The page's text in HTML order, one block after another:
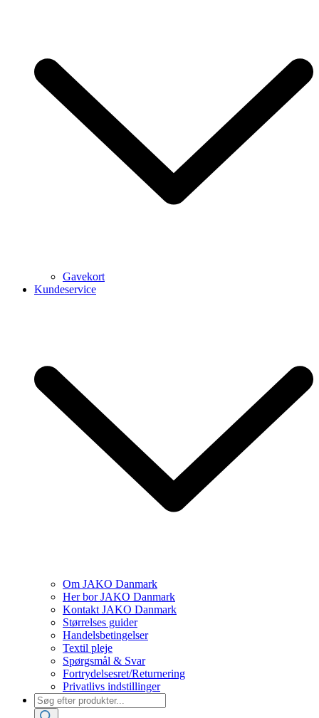
Gavekort
Kundeservice
Om JAKO Danmark
Her bor JAKO Danmark
Kontakt JAKO Danmark
Størrelses guider
Handelsbetingelser
Textil pleje
Spørgsmål & Svar
Fortrydelsesret/Returnering
Privatlivs indstillinger
Products
search